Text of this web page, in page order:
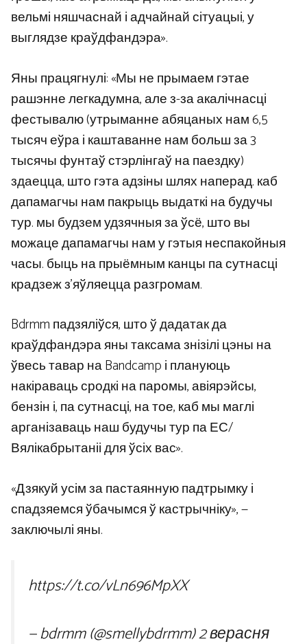
вельмі няшчаснай і адчайнай сітуацыі, у
выглядзе краўдфандэра».
Яны працягнулі: «Мы не прымаем гэтае
рашэнне легкадумна, але з-за акалічнасці
фестывалю (утрыманне абяцаных нам 6,5
тысяч еўра і каштаванне нам больш за 3
тысячы фунтаў стэрлінгаў на паездку)
здаецца, што гэта адзіны шлях наперад. каб
дапамагчы нам пакрыць выдаткі на будучы
тур. мы будзем удзячныя за ўсё, што вы
можаце дапамагчы нам у гэтыя неспакойныя
часы. быць на прыёмным канцы па сутнасці
крадзеж з’яўляецца разгромам.
Bdrmm падзяліўся, што ў дадатак да
краўдфандэра яны таксама знізілі цэны на
ўвесь тавар на Bandcamp і плануюць
накіраваць сродкі на паромы, авіярэйсы,
бензін і, па сутнасці, на тое, каб мы маглі
арганізаваць наш будучы тур па ЕС/
Вялікабрытаніі для ўсіх вас».
«Дзякуй усім за пастаянную падтрымку і
спадзяемся ўбачымся ў кастрычніку», —
заключылі яны.
https://t.co/vLn696MpXX
— bdrmm (@smellybdrmm)2 верасня